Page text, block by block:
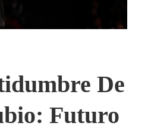
De
Futuro